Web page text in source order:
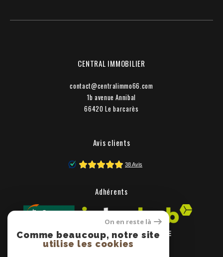
CENTRAL IMMOBILIER
contact@centralimmo66.com
1b avenue Annibal
66420 le barcarès
Avis clients
Adhérents
On en reste là
Comme beaucoup, notre site
utilise les cookies